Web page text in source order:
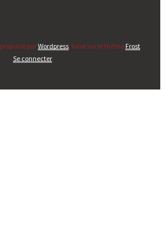
, propulsé parWordpress , basé sur le thème Frost.
Se connecter